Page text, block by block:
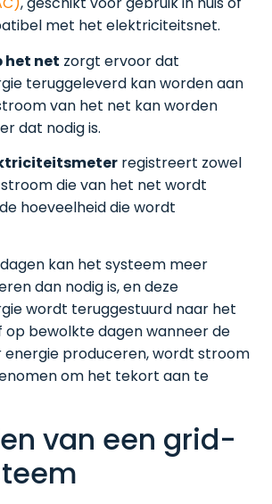
met het elektriciteitsnet.
het net zorgt ervoor dat
teruggeleverd kan worden aan
van het net kan worden
dat nodig is.
registreert zowel
die van het net wordt
hoeveelheid die wordt
kan het systeem meer
dan nodig is, en deze
wordt teruggestuurd naar het
op bewolkte dagen wanneer de
energie produceren, wordt stroom
om het tekort aan te
van een grid-